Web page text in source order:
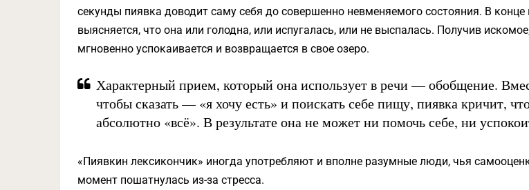
секунды пиявка доводит саму себя до совершенно невменяемого состояния. В конце
выясняется, что она или голодна, или испугалась, или не выспалась. Получив
мгновенно успокаивается и возвращается в свое озеро.
Характерный прием, который она использует в речи — обобщение.
чтобы сказать — «я хочу есть» и поискать себе пищу, пиявка кричит,
абсолютно «всё». В результате она не может ни помочь себе, ни
«Пиявкин лексикончик» иногда употребляют и вполне разумные люди, чья
момент пошатнулась из-за стресса.